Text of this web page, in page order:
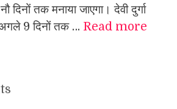
तक मनाया जाएगा। देवी दुर्गा
9 दिनों तक … Read more